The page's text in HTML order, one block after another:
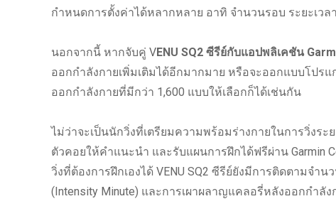
กำหนดการตั้งค่าได้หลากหลาย อาทิ จำนวนรอบ ระยะเว
นอกจากนี้ หากจับคู่ VENU SQ2 ซีรีย์กับแอปพลิเคชัน
ออกกำลังกายเพิ่มเติมได้อีกมากมาย หรือจะออกแบบโปร
ออกกำลังกายที่มีกว่า 1,600 แบบให้เลือกก็ได้เช่นกัน
ไม่ว่าจะเป็นนักวิ่งที่เตรียมความพร้อมร่างกายในการวิ่งร
ตัวคอยให้คำแนะนำ และรับแผนการฝึกได้ฟรีผ่าน Garmin
วิ่งที่ต้องการฝึกเองได้ VENU SQ2 ซีรีย์ยังมีการติดตามจ
(Intensity Minute) และการเผาผลาญแคลอรี่หลังออกกำลัง